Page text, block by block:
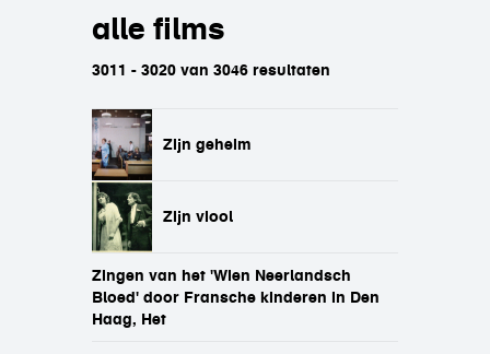
alle films
3011 - 3020 van 3046 resultaten
Zijn geheim
Zijn viool
Zingen van het 'Wien Neerlandsch
Bloed' door Fransche kinderen in Den
Haag, Het